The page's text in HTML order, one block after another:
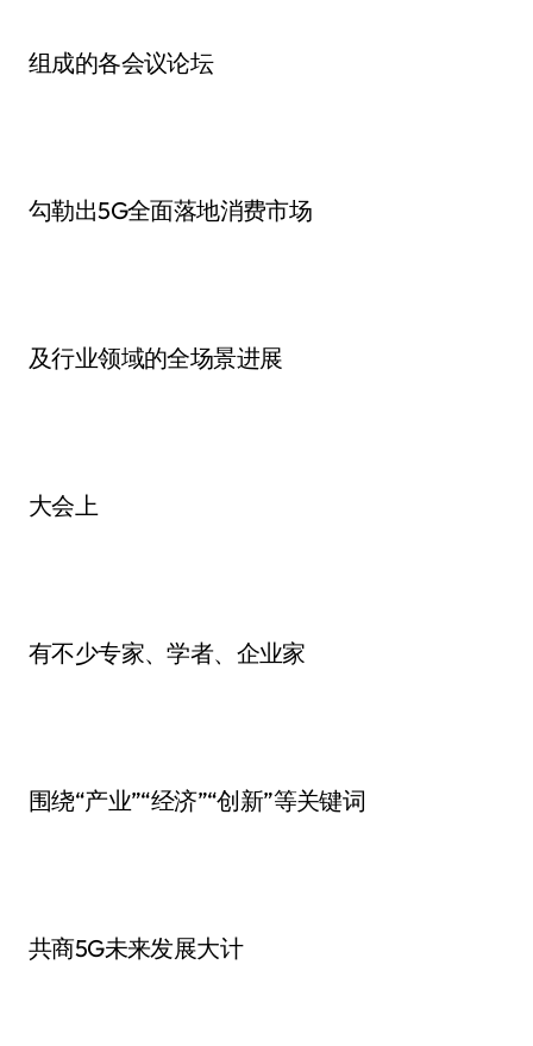
组成的各会议论坛
勾勒出5G全面落地消费市场
及行业领域的全场景进展
大会上
有不少专家、学者、企业家
围绕“产业”“经济”“创新”等关键词
共商5G未来发展大计